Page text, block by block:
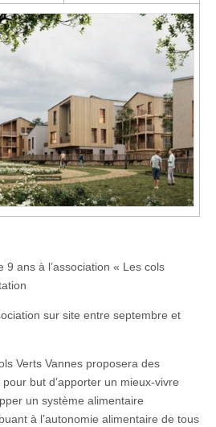
9 ans à l’association « Les cols
sur site entre septembre et
Verts Vannes proposera des
but d’apporter un mieux-vivre
un système alimentaire
à l’autonomie alimentaire de tous